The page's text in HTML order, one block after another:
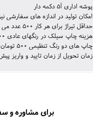
پوشه اداری آ5 دکمه دار
امکان تولید در اندازه های
حداقل تیراژ برای هر کار 500 عدد می باشد.
چاپ های دو رنگ تنظیمی 500 تومان دیگر به قیمت چاپ اضافه میگردد (کارهایی که دو رنگ کنار هم بوده و احتیاج به تنظیم دقیق رنگها در کنار هم وجود دارد).
زمان تحویل از زمان تایید و واریز پیش پرداخت 10
برای مشاوره و